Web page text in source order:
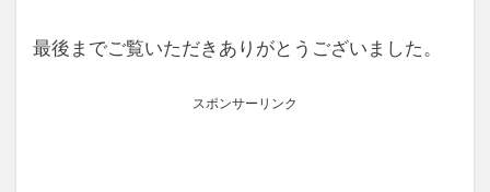
最後までご覧いただきありがとうございました。
スポンサーリンク